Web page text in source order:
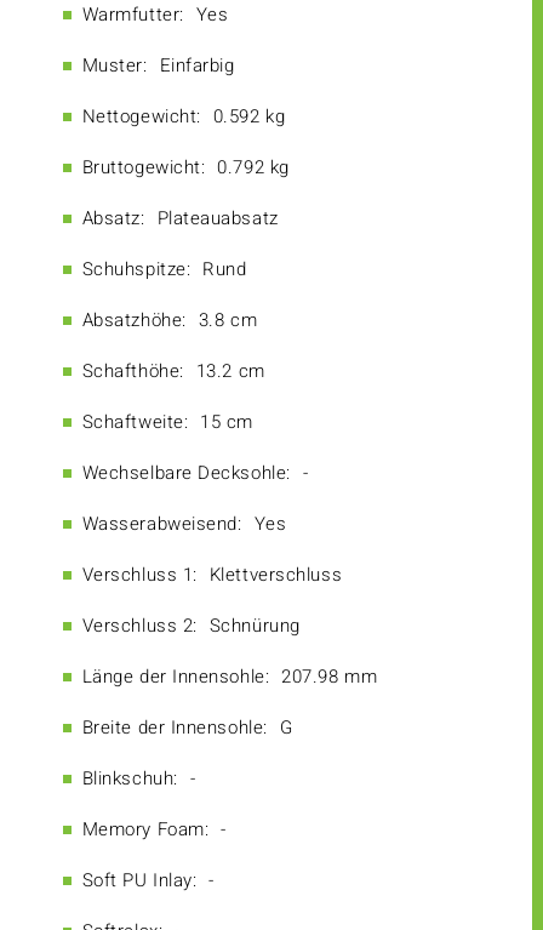
Warmfutter: Yes
Muster: Einfarbig
Nettogewicht: 0.592 kg
Bruttogewicht: 0.792 kg
Absatz: Plateauabsatz
Schuhspitze: Rund
Absatzhöhe: 3.8 cm
Schafthöhe: 13.2 cm
Schaftweite: 15 cm
Wechselbare Decksohle: -
Wasserabweisend: Yes
Verschluss 1: Klettverschluss
Verschluss 2: Schnürung
Länge der Innensohle: 207.98 mm
Breite der Innensohle: G
Blinkschuh: -
Memory Foam: -
Soft PU Inlay: -